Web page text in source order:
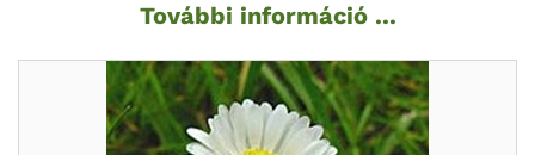
További információ ...